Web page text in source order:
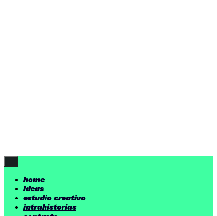
home
ideas
estudio creativo
intrahistorias